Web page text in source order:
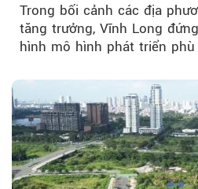
Trong bối cảnh các địa
tăng trưởng, Vĩnh Long
hình mô hình phát triển